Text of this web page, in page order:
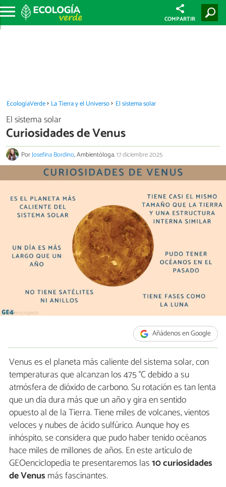
COMPARTIR
EcologíaVerde La Tierra y el Universo El sistema solar
El sistema solar
Curiosidades de Venus
PorJosefina Bordino, Ambientóloga.17 diciembre 2025
Añádenos en Google
Venus es el planeta más caliente del sistema solar, con
temperaturas que alcanzan los 475 °C debido a su
atmósfera de dióxido de carbono. Su rotación es tan lenta
que un día dura más que un año y gira en sentido
opuesto al de la Tierra. Tiene miles de volcanes, vientos
veloces y nubes de ácido sulfúrico. Aunque hoy es
inhóspito, se considera que pudo haber tenido océanos
hace miles de millones de años. En este artículo de
GEOenciclopedia te presentaremos las10 curiosidades
de Venus más fascinantes.